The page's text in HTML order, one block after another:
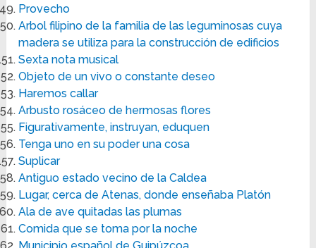
Provecho
Arbol filipino de la familia de las leguminosas cuya
madera se utiliza para la construcción de edificios
Sexta nota musical
Objeto de un vivo o constante deseo
Haremos callar
Arbusto rosáceo de hermosas flores
Figurativamente, instruyan, eduquen
Tenga uno en su poder una cosa
Suplicar
Antiguo estado vecino de la Caldea
Lugar, cerca de Atenas, donde enseñaba Platón
Ala de ave quitadas las plumas
Comida que se toma por la noche